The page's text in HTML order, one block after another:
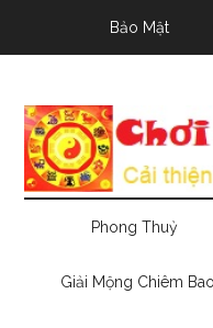
Bảo Mật
Phong Thuỷ
Giải Mộng Chiêm Bao